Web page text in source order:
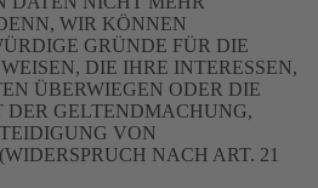
WIR KÖNNEN
GRÜNDE FÜR DIE
DIE IHRE INTERESSEN,
ÜBERWIEGEN ODER DIE
GELTENDMACHUNG,
VON
NACH ART. 21